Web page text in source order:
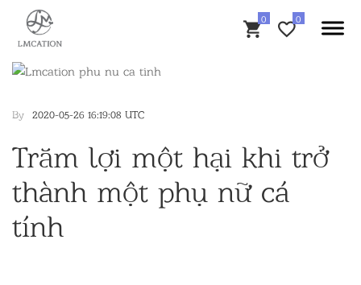
By 2020-05-26 16:19:08 UTC
Trăm lợi một hại khi trở
thành một phụ nữ cá
tính